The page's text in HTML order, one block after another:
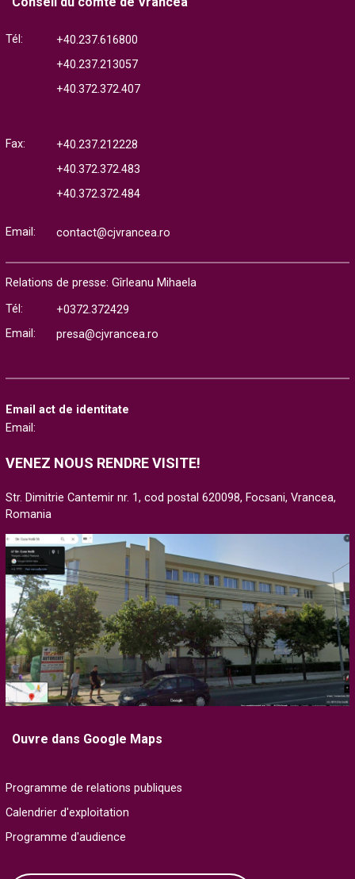
Tél:
+40.237.616800
+40.237.213057
+40.372.372.407
Fax:
+40.237.212228
+40.372.372.483
+40.372.372.484
Email: contact@cjvrancea.ro
Relations de presse: Gîrleanu Mihaela
Tél:
+0372.372429
Email:
presa@cjvrancea.ro
Email act de identitate
Email:
VENEZ NOUS RENDRE VISITE!
Str. Dimitrie Cantemir nr. 1, cod postal 620098, Focsani, Vrancea,
Romania
Ouvre dans Google Maps
Programme de relations publiques
Calendrier d'exploitation
Programme d'audience